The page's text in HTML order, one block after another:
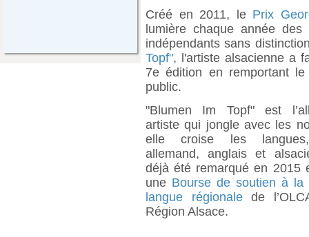
Créé en 2011, le Prix
lumière chaque année des
indépendants sans
Topf", l'artiste alsacienne a
7e édition en remportant
public.
"Blumen Im Topf" est
artiste qui jongle avec les
elle croise les
allemand, anglais et
déjà été remarqué en 2015
une Bourse de soutien à la
langue régionalede
Région Alsace.